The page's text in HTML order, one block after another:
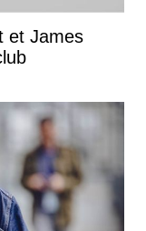
et James